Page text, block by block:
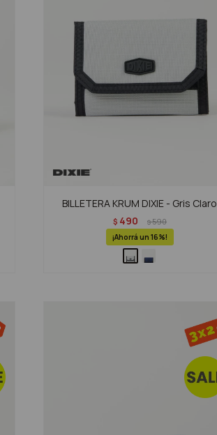
BILLETERA KRUM DIXIE - Gris Claro
$ 490 $590
16